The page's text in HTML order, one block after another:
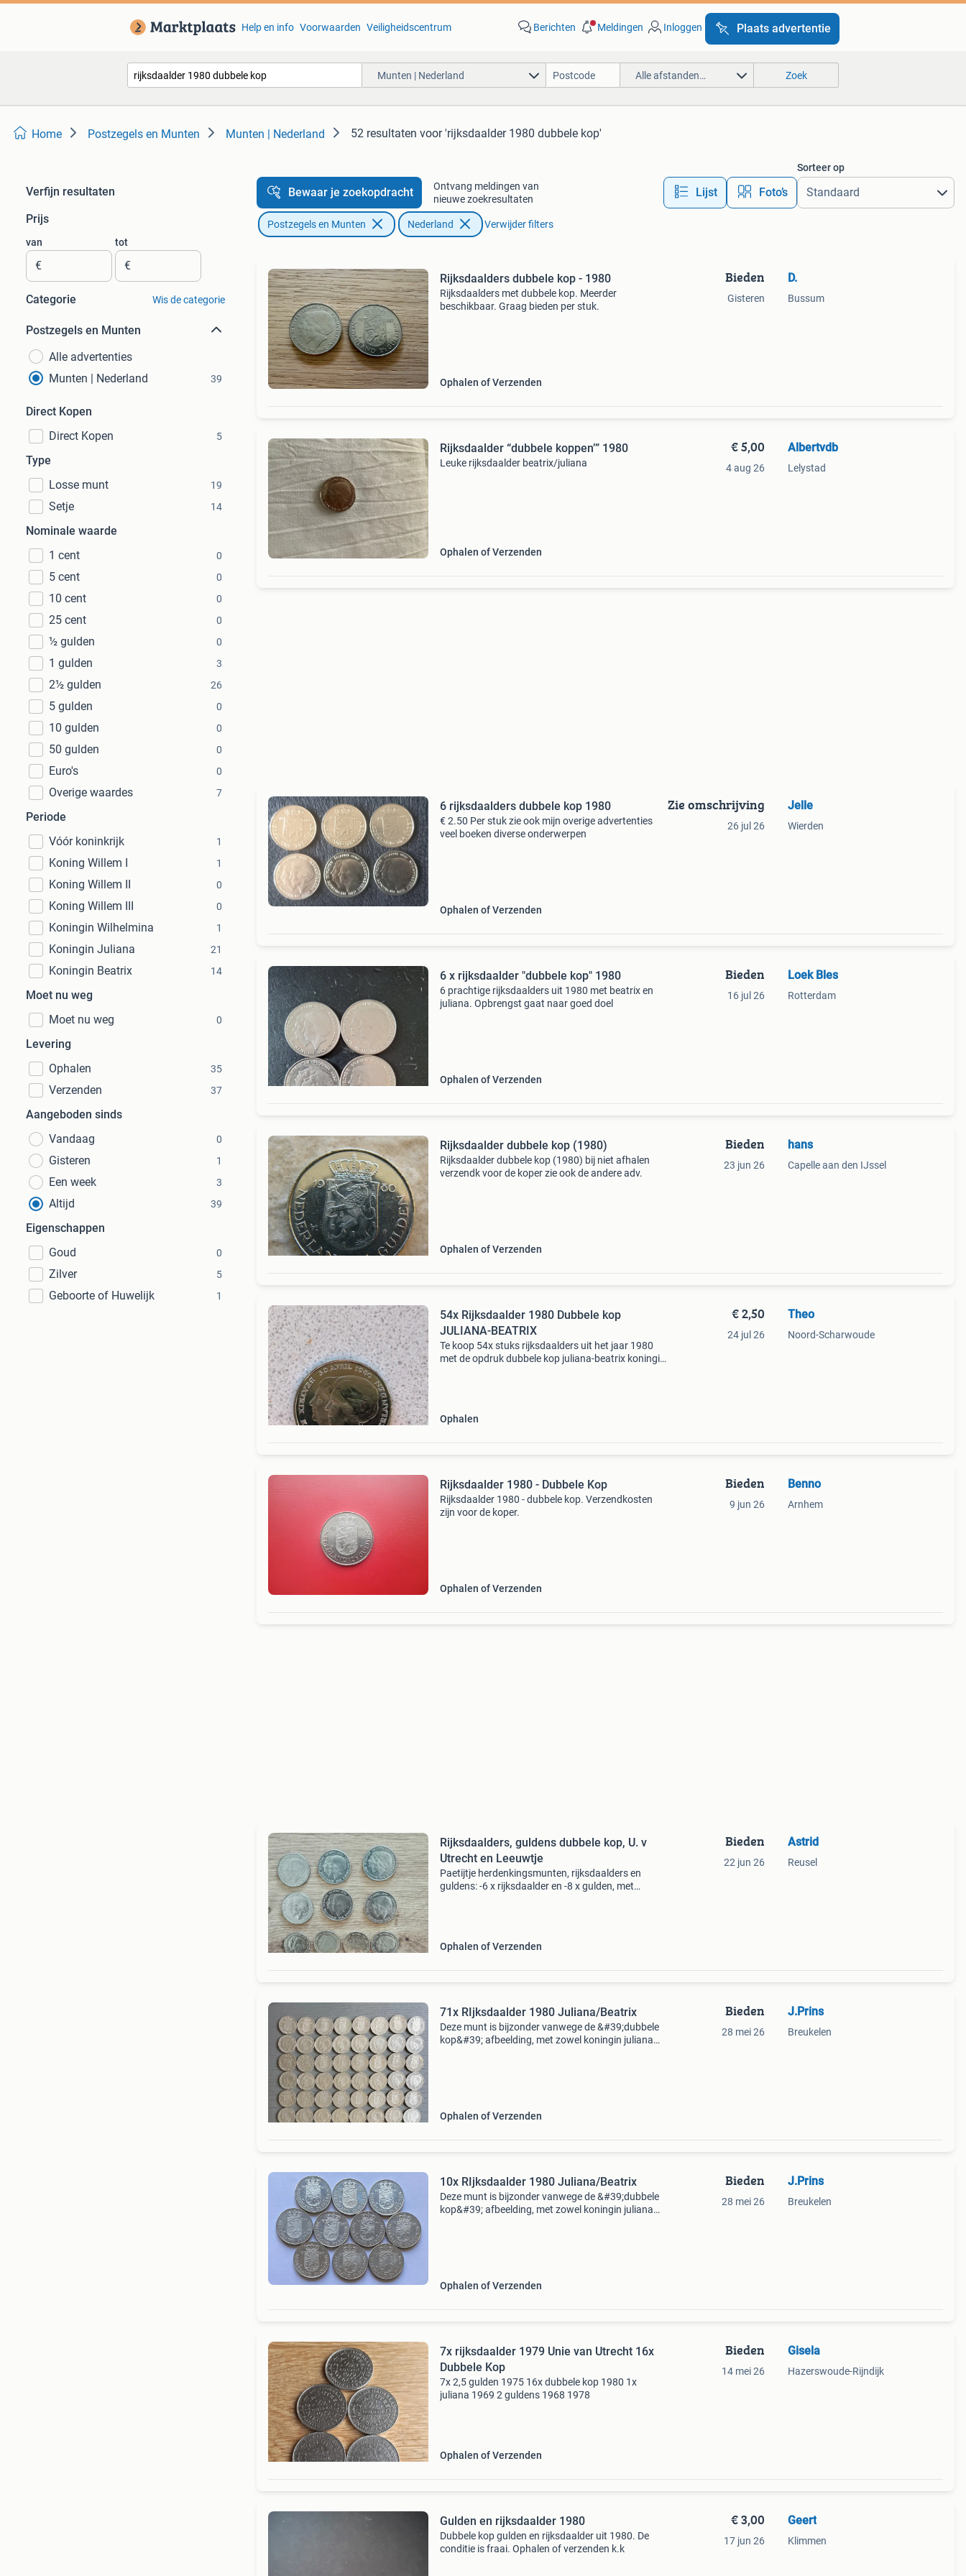
Help en info Voorwaarden Veiligheidscentrum Berichten Meldingen Inloggen Plaats advertentie
Munten | Nederland Alle afstanden… Zoek
Home Postzegels en Munten Munten | Nederland 52 resultaten voor 'rijksdaalder 1980 dubbele kop'
Verfijn resultaten
Prijs
van
€
tot
€
Categorie Wis de categorie
Postzegels en Munten
Alle advertenties
Munten | Nederland
39
Direct Kopen
Direct Kopen
5
Type
Losse munt
19
Setje 14
Nominale waarde
1 cent
0
5 cent 0
10 cent 0
25 cent 0
½ gulden 0
1 gulden 3
2½ gulden 26
5 gulden 0
10 gulden 0
50 gulden 0
Euro's 0
Overige waardes 7
Periode
Vóór koninkrijk
1
Koning Willem I 1
Koning Willem II 0
Koning Willem III 0
Koningin Wilhelmina 1
Koningin Juliana 21
Koningin Beatrix 14
Moet nu weg
Moet nu weg
0
Levering
Ophalen
35
Verzenden 37
Aangeboden sinds
Vandaag
0
Gisteren 1
Een week 3
Altijd 39
Eigenschappen
Goud
0
Zilver 5
Geboorte of Huwelijk 1
Bewaar je zoekopdracht
Ontvang meldingen van
nieuwe zoekresultaten
Lijst Foto’s
Sorteer op
Postzegels en Munten Nederland Verwijder filters
Rijksdaalders dubbele kop - 1980
Rijksdaalders met dubbele kop. Meerder
beschikbaar. Graag bieden per stuk.
Ophalen of Verzenden
Bieden
Gisteren
D.
Bussum
Rijksdaalder “dubbele koppen’” 1980
Leuke rijksdaalder beatrix/juliana
Ophalen of Verzenden
€ 5,00
4 aug 26
Albertvdb
Lelystad
6 rijksdaalders dubbele kop 1980
€ 2.50 Per stuk zie ook mijn overige advertenties
veel boeken diverse onderwerpen
Ophalen of Verzenden
Zie omschrijving
26 jul 26
Jelle
Wierden
6 x rijksdaalder "dubbele kop" 1980
6 prachtige rijksdaalders uit 1980 met beatrix en
juliana. Opbrengst gaat naar goed doel
Ophalen of Verzenden
Bieden
16 jul 26
Loek Bles
Rotterdam
Rijksdaalder dubbele kop (1980)
Rijksdaalder dubbele kop (1980) bij niet afhalen
verzendk voor de koper zie ook de andere adv.
Ophalen of Verzenden
Bieden
23 jun 26
hans
Capelle aan den IJssel
54x Rijksdaalder 1980 Dubbele kop
JULIANA-BEATRIX
Te koop 54x stuks rijksdaalders uit het jaar 1980
met de opdruk dubbele kop juliana-beatrix koningin
Ophalen
€ 2,50
24 jul 26
Theo
Noord-Scharwoude
Rijksdaalder 1980 - Dubbele Kop
Rijksdaalder 1980 - dubbele kop. Verzendkosten
zijn voor de koper.
Ophalen of Verzenden
Bieden
9 jun 26
Benno
Arnhem
Rijksdaalders, guldens dubbele kop, U. v
Utrecht en Leeuwtje
Paetijtje herdenkingsmunten, rijksdaalders en
guldens: -6 x rijksdaalder en -8 x gulden, met
Ophalen of Verzenden
Bieden
22 jun 26
Astrid
Reusel
71x RIjksdaalder 1980 Juliana/Beatrix
Deze munt is bijzonder vanwege de &#39;dubbele
kop&#39; afbeelding, met zowel koningin juliana
Ophalen of Verzenden
Bieden
28 mei 26
J.Prins
Breukelen
10x RIjksdaalder 1980 Juliana/Beatrix
Deze munt is bijzonder vanwege de &#39;dubbele
kop&#39; afbeelding, met zowel koningin juliana
Ophalen of Verzenden
Bieden
28 mei 26
J.Prins
Breukelen
7x rijksdaalder 1979 Unie van Utrecht 16x
Dubbele Kop
7x 2,5 gulden 1975 16x dubbele kop 1980 1x
juliana 1969 2 guldens 1968 1978
Ophalen of Verzenden
Bieden
14 mei 26
Gisela
Hazerswoude-Rijndijk
Gulden en rijksdaalder 1980
Dubbele kop gulden en rijksdaalder uit 1980. De
conditie is fraai. Ophalen of verzenden k.k
€ 3,00
17 jun 26
Geert
Klimmen